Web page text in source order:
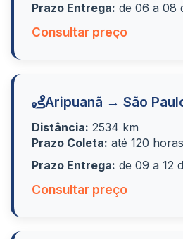
Prazo Entrega: de 06 a 08
Consultar preço
Aripuanã → São
Distância: 2534 km
Prazo Coleta: até 120 horas
Prazo Entrega: de 09 a 12
Consultar preço